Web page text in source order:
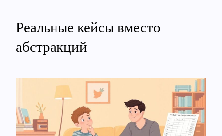
Реальные кейсы вместо
абстракций